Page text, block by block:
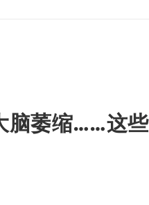
脑萎缩……这